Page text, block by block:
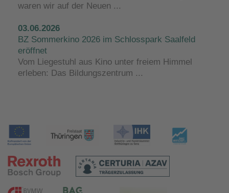
waren wir auf der Neuen ...
03.06.2026
BZ Sommerkino 2026 im Schlosspark Saalfeld
eröffnet
Vom Liegestuhl aus Kino unter freiem Himmel
erleben: Das Bildungszentrum ...